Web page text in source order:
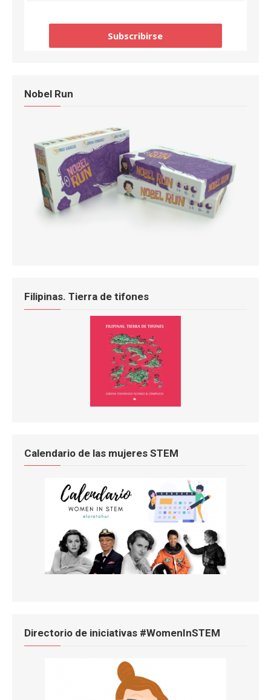
Nobel Run
Filipinas. Tierra de tifones
Calendario de las mujeres STEM
Directorio de iniciativas #WomenInSTEM